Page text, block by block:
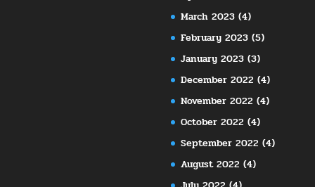
March 2023 (4)
February 2023 (5)
January 2023 (3)
December 2022 (4)
November 2022 (4)
October 2022 (4)
September 2022 (4)
August 2022 (4)